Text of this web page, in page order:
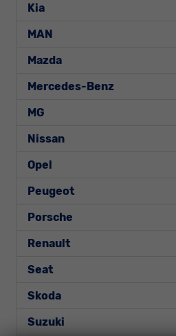
Kia
MAN
Mazda
Mercedes-Benz
MG
Nissan
Opel
Peugeot
Porsche
Renault
Seat
Skoda
Suzuki